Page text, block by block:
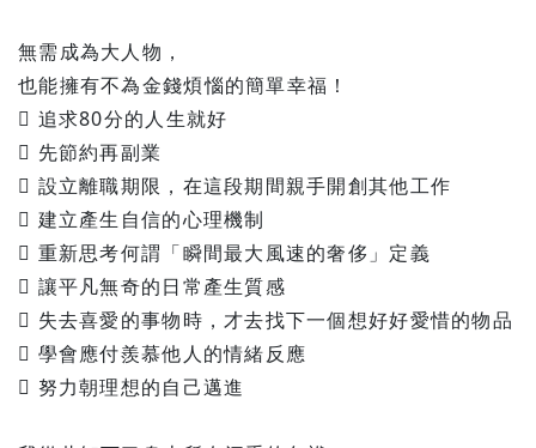
無需成為大人物，
也能擁有不為金錢煩惱的簡單幸福！
 追求80分的人生就好
 先節約再副業
 設立離職期限，在這段期間親手開創其他工作
 建立產生自信的心理機制
 重新思考何謂「瞬間最大風速的奢侈」定義
 讓平凡無奇的日常產生質感
 失去喜愛的事物時，才去找下一個想好好愛惜的物品
 學會應付羨慕他人的情緒反應
 努力朝理想的自己邁進